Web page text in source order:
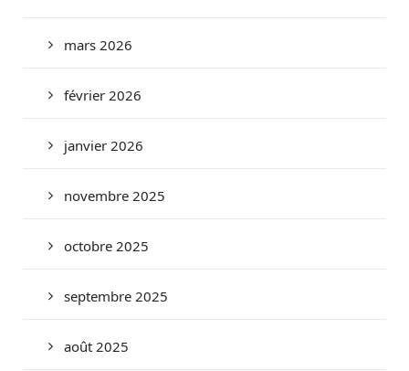
mars 2026
février 2026
janvier 2026
novembre 2025
octobre 2025
septembre 2025
août 2025